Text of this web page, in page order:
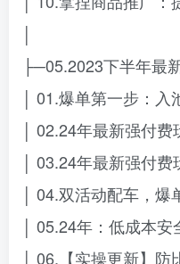
│
├─05.2023下半年最
│ 01.爆单第一步：入
│ 02.24年最新强付费
│ 03.24年最新强付费
│ 04.双活动配车，爆
│ 05.24年：低成本
│ 06.【实操更新】防